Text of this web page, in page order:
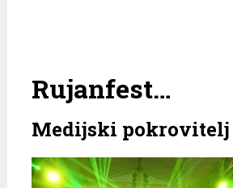
Rujanfest…
Medijski pokrovitelj